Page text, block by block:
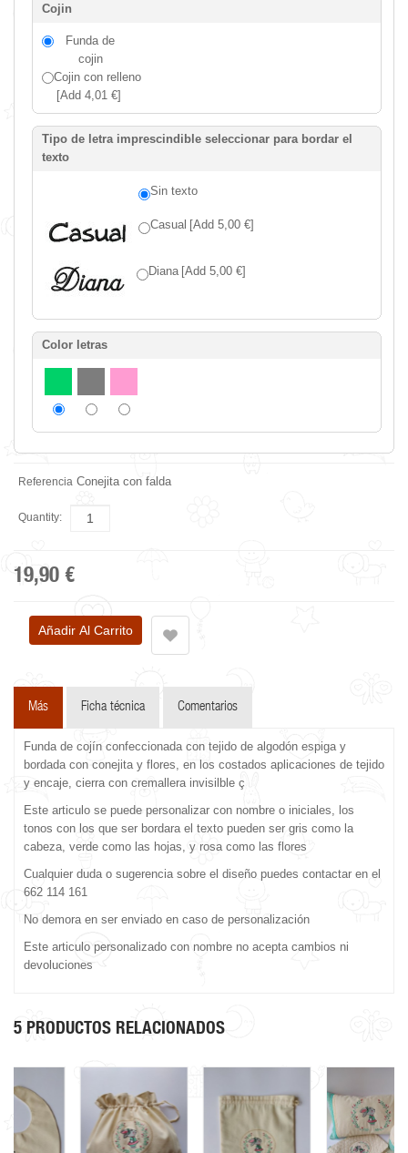
Cojin
Funda de
cojin
Cojin con relleno
[Add 4,01 €]
Tipo de letra imprescindible seleccionar para bordar el
texto
Sin texto
Casual [Add 5,00 €]
Diana [Add 5,00 €]
Color letras
Referencia Conejita con falda
Quantity:
19,90 €
Más Ficha técnica Comentarios
Funda de cojín confeccionada con tejido de algodón espiga y
bordada con conejita y flores, en los costados aplicaciones de tejido
y encaje, cierra con cremallera invisilble ç
Este articulo se puede personalizar con nombre o iniciales, los
tonos con los que ser bordara el texto pueden ser gris como la
cabeza, verde como las hojas, y rosa como las flores
Cualquier duda o sugerencia sobre el diseño puedes contactar en el
662 114 161
No demora en ser enviado en caso de personalización
Este articulo personalizado con nombre no acepta cambios ni
devoluciones
5 PRODUCTOS RELACIONADOS